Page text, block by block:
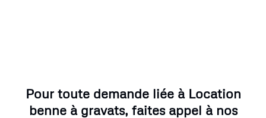
Pour toute demande liée à Location
benne à gravats, faites appel à nos